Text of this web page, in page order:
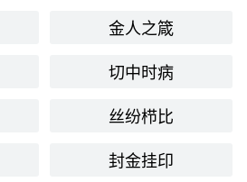
金人之箴
切中时病
丝纷栉比
封金挂印